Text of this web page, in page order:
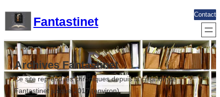
contenu
Fantastinet
Contact
Archives Fantastinet
Ce site reprend les chroniques depuis la création de
Fantastinet jusque 2017 (environ)